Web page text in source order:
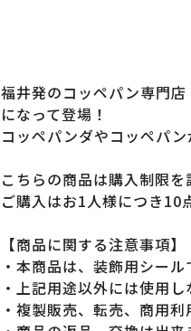
福井発のコッペパン専門
になって登場！
コッペパンダやコッペパ
こちらの商品は購入制限を
ご購入はお1人様につき10
【商品に関する注意事項】
・本商品は、装飾用シー
・上記用途以外には使用し
・複製販売、転売、商用利